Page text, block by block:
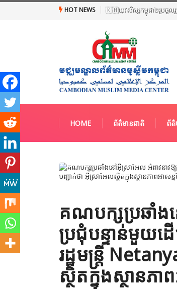
HOT NEWS 🇰🇭យុវសិស្សកម្ពុជា២រូបចូលរួម
HOME ព័ត៌មានជាតិ ព័ត៌
គណបក្សប្រឆាំងន
ប្រជុំបន្ទាន់មួយ
រដ្ឋមន្ត្រី
ស្ថិតក្នុងស្ថានភ